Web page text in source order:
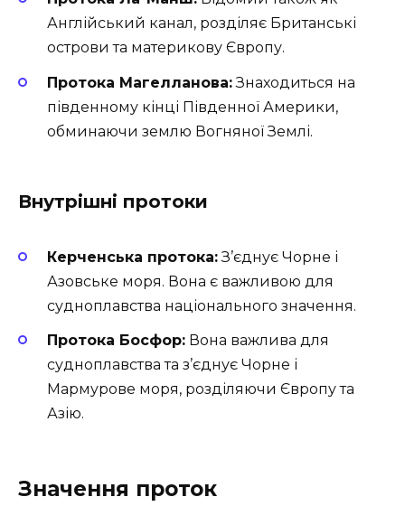
Англійський канал, розділяє Британські
острови та материкову Європу.
Протока Магелланова:Знаходиться на
південному кінці Південної Америки,
обминаючи землю Вогняної Землі.
Внутрішні протоки
Керченська протока:З’єднує Чорне і
Азовське моря. Вона є важливою для
судноплавства національного значення.
Протока Босфор: Вона важлива для
судноплавства та з’єднує Чорне і
Мармурове моря, розділяючи Європу та
Азію.
Значення проток